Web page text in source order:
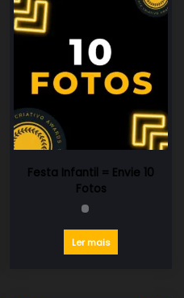
Festa Infantil = Envie 10
Fotos
Ler mais